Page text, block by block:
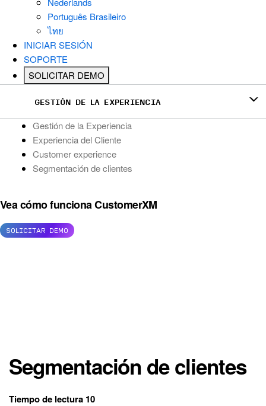
Português Brasileiro
ไทย
INICIAR SESIÓN
SOPORTE
SOLICITAR DEMO
GESTIÓN DE LA EXPERIENCIA
Gestión de la Experiencia
Experiencia del Cliente
Customer experience
Segmentación de clientes
Vea cómo funciona CustomerXM
SOLICITAR DEMO
Segmentación de clientes
Tiempo de lectura 10